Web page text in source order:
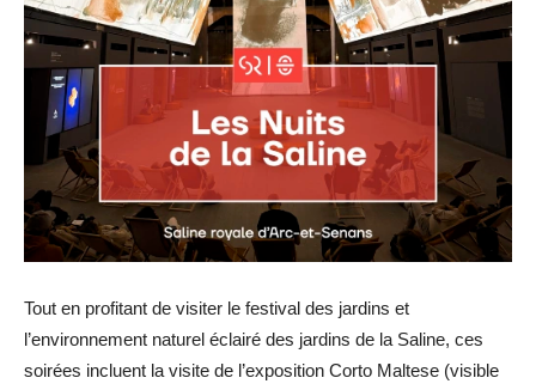
Tout en profitant de visiter le festival des jardins et
l’environnement naturel éclairé des jardins de la Saline, ces
soirées incluent la visite de l’exposition Corto Maltese (visible